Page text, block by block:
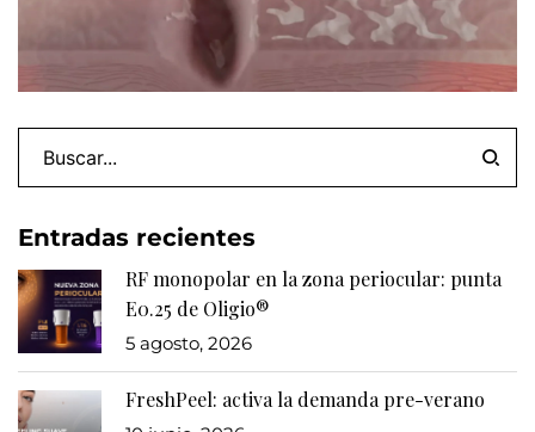
Entradas recientes
RF monopolar en la zona periocular: punta
E0.25 de Oligio®
5 agosto, 2026
FreshPeel: activa la demanda pre-verano